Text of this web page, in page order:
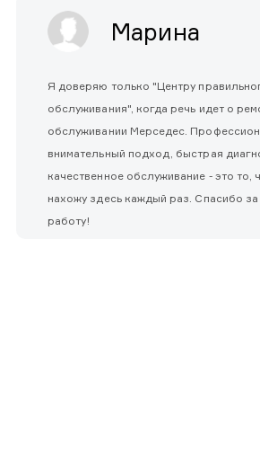
Марина
Я доверяю только "Центру
обслуживания", когда речь идет о
обслуживании Мерседес.
внимательный подход, быстрая
качественное обслуживание - это то,
нахожу здесь каждый раз. Спасибо
работу!